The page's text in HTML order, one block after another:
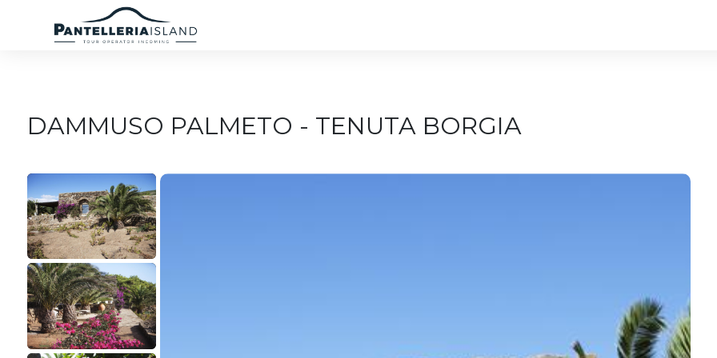
DAMMUSO PALMETO - TENUTA BORGIA